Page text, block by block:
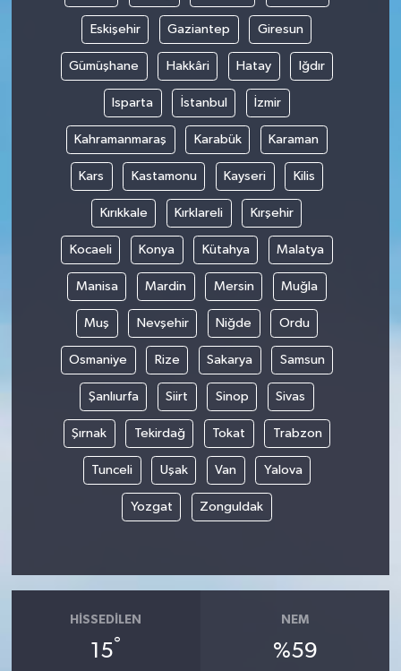
Eskişehir Gaziantep Giresun
Gümüşhane Hakkâri Hatay Iğdır
Isparta İstanbul İzmir
Kahramanmaraş Karabük Karaman
Kars Kastamonu Kayseri Kilis
Kırıkkale Kırklareli Kırşehir
Kocaeli Konya Kütahya Malatya
Manisa Mardin Mersin Muğla
Muş Nevşehir Niğde Ordu
Osmaniye Rize Sakarya Samsun
Şanlıurfa Siirt Sinop Sivas
Şırnak Tekirdağ Tokat Trabzon
Tunceli Uşak Van Yalova
Yozgat Zonguldak
HISSEDILEN
15°
NEM
%59